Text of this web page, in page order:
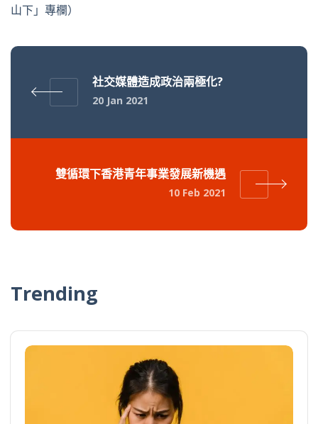
山下」專欄）
社交媒體造成政治兩極化?
20 Jan 2021
雙循環下香港青年事業發展新機遇
10 Feb 2021
Trending